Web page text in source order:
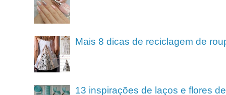
Mais 8 dicas de reciclagem de
13 inspirações de laços e flores